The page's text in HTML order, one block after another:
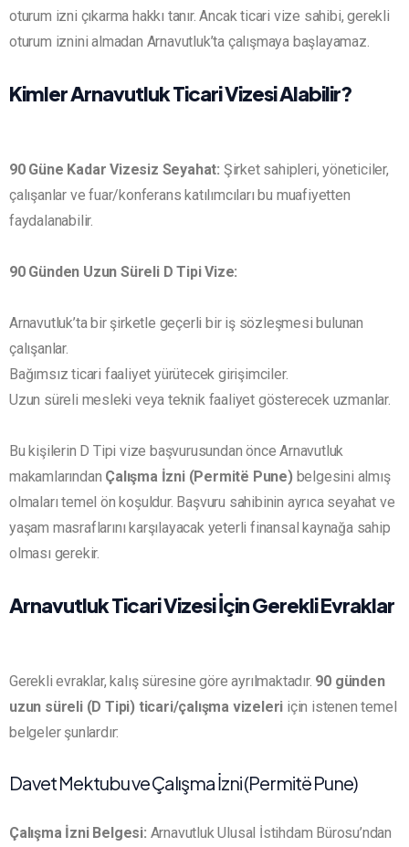
oturum izni çıkarma hakkı tanır. Ancak ticari vize sahibi, gerekli
oturum iznini almadan Arnavutluk’ta çalışmaya başlayamaz.
Kimler Arnavutluk Ticari Vizesi Alabilir?
90 Güne Kadar Vizesiz Seyahat: Şirket sahipleri, yöneticiler,
çalışanlar ve fuar/konferans katılımcıları bu muafiyetten
faydalanabilir.
90 Günden Uzun Süreli D Tipi Vize:
Arnavutluk’ta bir şirketle geçerli bir iş sözleşmesi bulunan
çalışanlar.
Bağımsız ticari faaliyet yürütecek girişimciler.
Uzun süreli mesleki veya teknik faaliyet gösterecek uzmanlar.
Bu kişilerin D Tipi vize başvurusundan önce Arnavutluk
makamlarından Çalışma İzni (Permitë Pune)belgesini almış
olmaları temel ön koşuldur. Başvuru sahibinin ayrıca seyahat ve
yaşam masraflarını karşılayacak yeterli finansal kaynağa sahip
olması gerekir.
Arnavutluk Ticari Vizesi İçin Gerekli Evraklar
Gerekli evraklar, kalış süresine göre ayrılmaktadır. 90 günden
uzun süreli (D Tipi) ticari/çalışma vizeleri için istenen temel
belgeler şunlardır:
Davet Mektubu ve Çalışma İzni (Permitë Pune)
Çalışma İzni Belgesi: Arnavutluk Ulusal İstihdam Bürosu’ndan